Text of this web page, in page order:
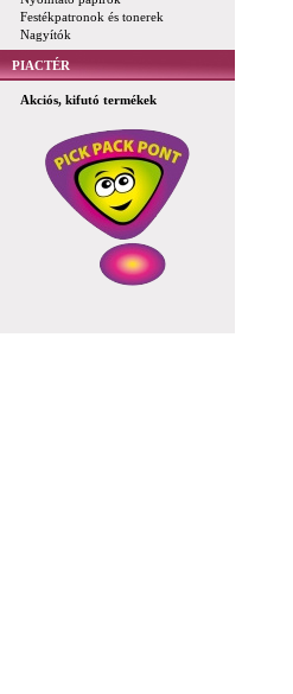
Festékpatronok és tonerek
Nagyítók
PIACTÉR
Akciós, kifutó termékek